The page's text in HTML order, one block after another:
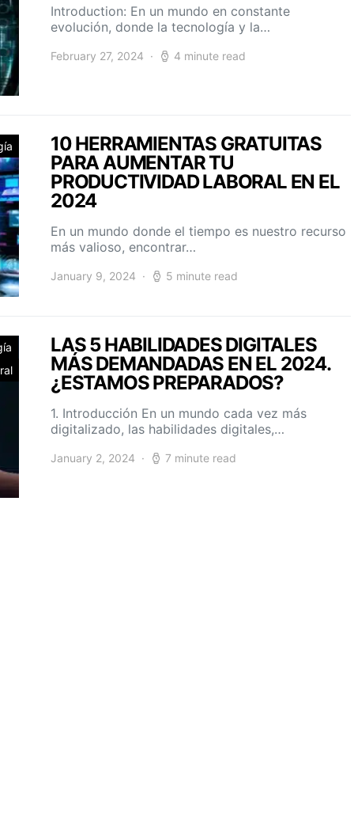
Introduction: En un mundo en constante
evolución, donde la tecnología y la…
February 27, 2024 4 minute read
10 HERRAMIENTAS GRATUITAS
PARA AUMENTAR TU
PRODUCTIVIDAD LABORAL EN EL
2024
En un mundo donde el tiempo es nuestro recurso
más valioso, encontrar…
January 9, 2024 5 minute read
LAS 5 HABILIDADES DIGITALES
MÁS DEMANDADAS EN EL 2024.
¿ESTAMOS PREPARADOS?
1. Introducción En un mundo cada vez más
digitalizado, las habilidades digitales,…
January 2, 2024 7 minute read